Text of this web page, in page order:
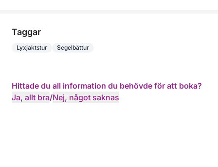
Taggar
Lyxjaktstur Segelbåttur
Hittade du all information du behövde för att boka?
Ja, allt bra/Nej, något saknas